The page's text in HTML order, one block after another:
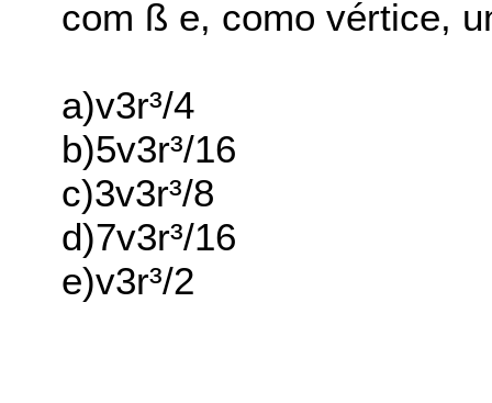
com ß e, como vértice,
a)v3r³/4
b)5v3r³/16
c)3v3r³/8
d)7v3r³/16
e)v3r³/2